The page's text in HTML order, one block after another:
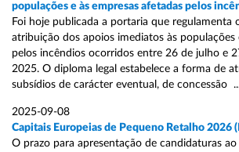
populações e às empresas afetadas pelos
Foi hoje publicada a portaria que regulamenta
atribuição dos apoios imediatos às populações
pelos incêndios ocorridos entre 26 de julho e
2025. O diploma legal estabelece a forma de
subsídios de carácter eventual, de concessão
2025-09-08
Capitais Europeias de Pequeno Retalho 2026
O prazo para apresentação de candidaturas ao